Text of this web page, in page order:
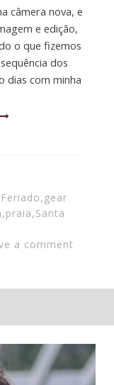
câmera nova, e
e edição,
o que fizemos
dos
dias com minha
Feriado, gear
,praia,Santa
a comment